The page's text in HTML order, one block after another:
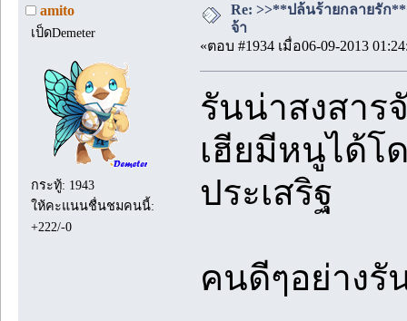
amito
เป็ดDemeter
กระทู้: 1943
ให้คะแนนชื่นชมคนนี้:
+222/-0
Re: >>**ปล้นร้ายกลายรัก
จ้า
«ตอบ #1934 เมื่อ06-09-2013
รันน่าสงสาร
เฮียมีหนูได้โ
ประเสริฐ
คนดีๆอย่างรั